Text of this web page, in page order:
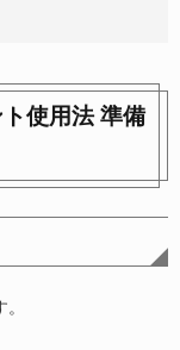
使用法 準備